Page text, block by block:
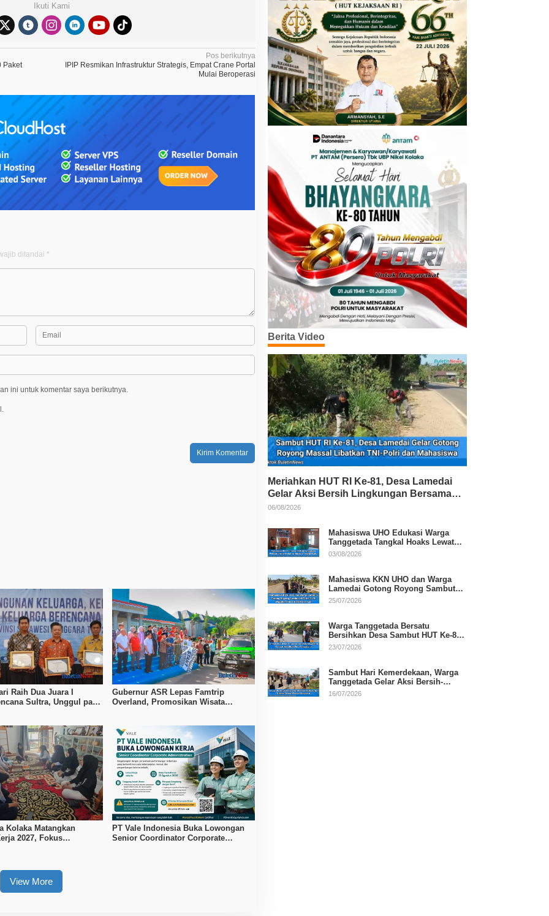
Ikuti Kami
Paket
Pos berikutnya
IPIP Resmikan Infrastruktur Strategis, Empat Crane Portal
Mulai Beroperasi
ditandai *
ini untuk komentar saya berikutnya.
Raih Dua Juara I
Sultra, Unggul pada
Gubernur ASR Lepas Famtrip
Overland, Promosikan Wisata
Kolaka Matangkan
2027, Fokus
PT Vale Indonesia Buka Lowongan
Senior Coordinator Corporate
View More
Berita Video
Meriahkan HUT RI Ke-81, Desa Lamedai
Gelar Aksi Bersih Lingkungan Bersama
TNI-Polri
06/08/2026
Mahasiswa UHO Edukasi Warga
Tanggetada Tangkal Hoaks Lewat
Program Literasi
03/08/2026
Mahasiswa KKN UHO dan Warga
Lamedai Gotong Royong Sambut
HUT Ke-81 RI
25/07/2026
Warga Tanggetada Bersatu
Bersihkan Desa Sambut HUT Ke-81
RI
23/07/2026
Sambut Hari Kemerdekaan, Warga
Tanggetada Gelar Aksi Bersih-
Bersih Desa
16/07/2026